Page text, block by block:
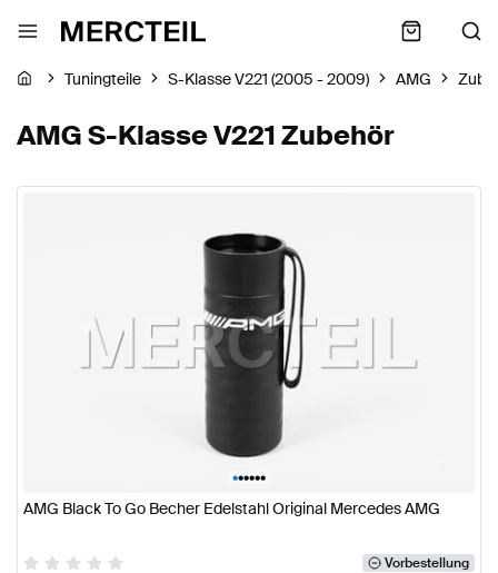
Tuningteile S-Klasse V221 (2005 - 2009) AMG
AMG S-Klasse V221 Zubehör
••••••
AMG Black To Go Becher Edelstahl Original Mercedes AMG
Vorbestellung